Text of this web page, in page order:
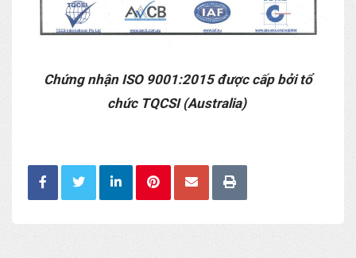
Chứng nhận ISO 9001:2015 được cấp bởi tổ
chức TQCSI (Australia)